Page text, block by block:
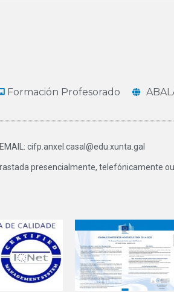
Formación Profesorado
cifp.anxel.casal@edu.xunta.gal
presencialmente, telefónicamente